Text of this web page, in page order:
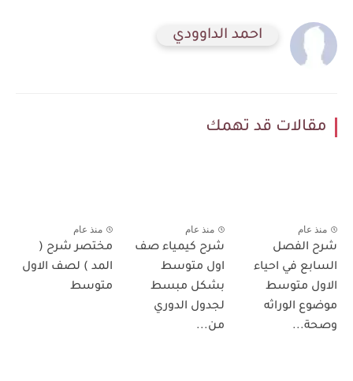
احمد الداوودي
مقالات قد تهمك
منذ عام
شرح الفصل
السابع في احياء
الاول متوسط
موضوع الوراثه
وصحة...
منذ عام
شرح كيمياء صف
اول متوسط
بشكل مبسط
لجدول الدوري
من...
منذ عام
مختصر شرح (
المد ) لصف الاول
متوسط